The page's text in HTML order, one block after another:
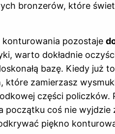
bronzerów, które
pozostaje
warto dokładnie
bazę. Kiedy już
które zamierzasz
części
początku coś nie wyjdzie
piękno